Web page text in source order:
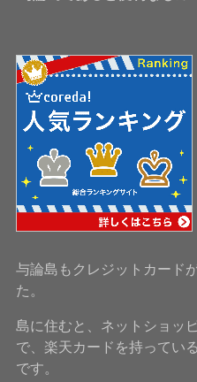
与論島もクレジットカード
た。
島に住むと、ネットショッ
で、楽天カードを持ってい
です。